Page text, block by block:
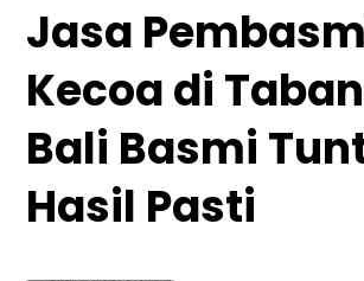
Jasa
Kecoa di
Bali Basmi
Hasil Pasti